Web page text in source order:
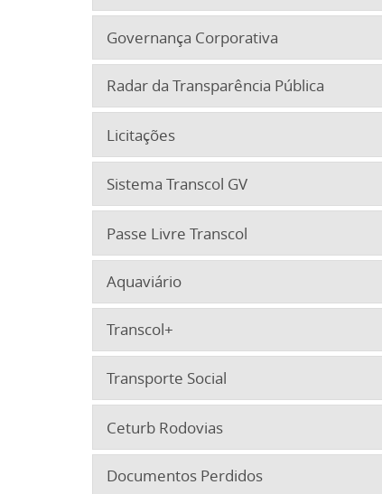
Governança Corporativa
Radar da Transparência Pública
Licitações
Sistema Transcol GV
Passe Livre Transcol
Aquaviário
Transcol+
Transporte Social
Ceturb Rodovias
Documentos Perdidos